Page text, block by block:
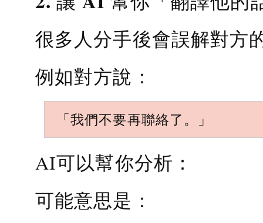
很多人分手後會誤解對方
例如對方說：
「我們不要再聯絡了。」
AI可以幫你分析：
可能意思是：